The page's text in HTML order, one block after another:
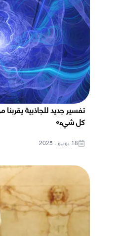
تفسير جديد للجاذبية
كل شيء»
18 يونيو ، 2025